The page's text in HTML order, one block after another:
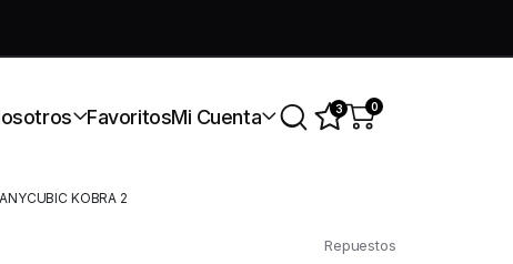
FavoritosMi Cuenta 3 0
KOBRA 2
Repuestos